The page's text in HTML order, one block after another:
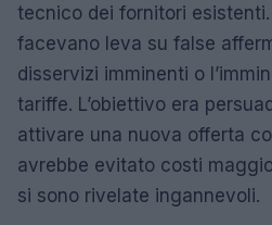
tecnico dei fornitori
facevano leva su false
disservizi imminenti o
tariffe. L’obiettivo era
attivare una nuova offerta
avrebbe evitato costi
si sono rivelate ingannevoli.